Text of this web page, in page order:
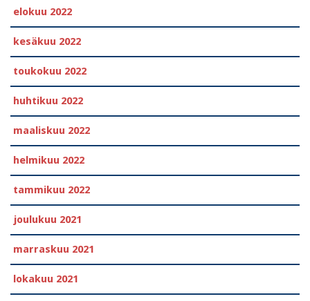
elokuu 2022
kesäkuu 2022
toukokuu 2022
huhtikuu 2022
maaliskuu 2022
helmikuu 2022
tammikuu 2022
joulukuu 2021
marraskuu 2021
lokakuu 2021